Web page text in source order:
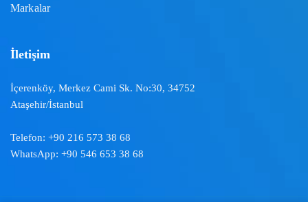
Markalar
İletişim
İçerenköy, Merkez Cami Sk. No:30, 34752
Ataşehir/İstanbul
Telefon: +90 216 573 38 68
WhatsApp: +90 546 653 38 68